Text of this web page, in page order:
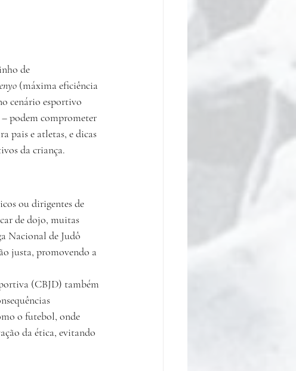
de
(máxima eficiência
cenário esportivo
podem comprometer
pais e atletas, e dicas
da criança.
ou dirigentes de
de dojo, muitas
Nacional de Judô
justa, promovendo a
(CBJD) também
o futebol, onde
da ética, evitando